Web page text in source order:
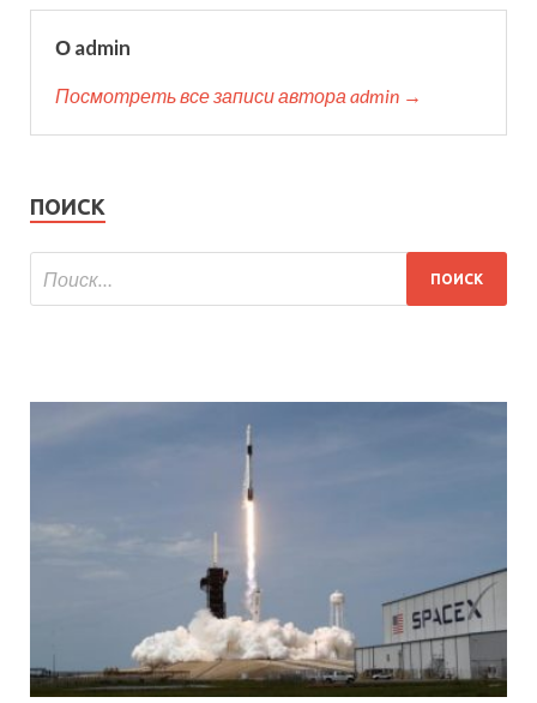
О admin
Посмотреть все записи автора admin →
ПОИСК